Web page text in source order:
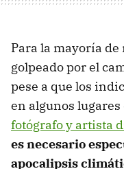
Para la mayoría
golpeado por el
pese a que los
en algunos
fotógrafo y artista
es necesario
apocalipsis